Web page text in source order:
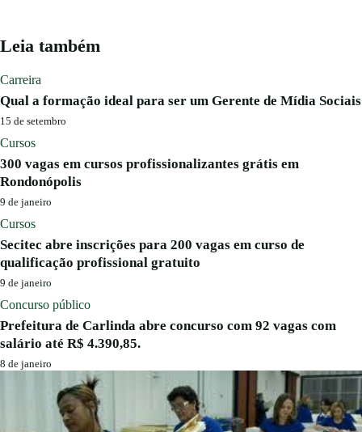
Leia também
Carreira
Qual a formação ideal para ser um Gerente de Mídia Sociais
15 de setembro
Cursos
300 vagas em cursos profissionalizantes grátis em
Rondonópolis
9 de janeiro
Cursos
Secitec abre inscrições para 200 vagas em curso de
qualificação profissional gratuito
9 de janeiro
Concurso público
Prefeitura de Carlinda abre concurso com 92 vagas com
salário até R$ 4.390,85.
8 de janeiro